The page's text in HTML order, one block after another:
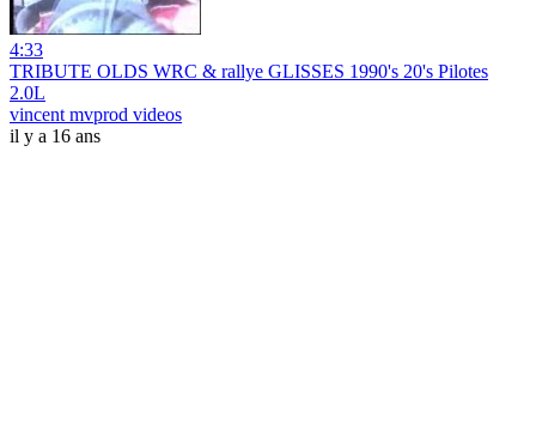
4:33
TRIBUTE OLDS WRC & rallye GLISSES 1990's 20's Pilotes
2.0L
vincent mvprod videos
il y a 16 ans